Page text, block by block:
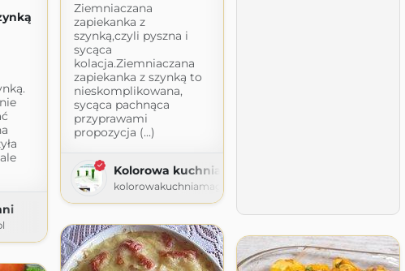
Ziemniaczana
zapiekanka z
szynką,czyli pyszna i
sycąca
kolacja.Ziemniaczana
zapiekanka z szynką to
nieskomplikowana,
sycąca pachnąca
przyprawami
propozycja (...)
Kolorowa kuchnia Magdy
kolorowakuchniamagdy.blogspot.com